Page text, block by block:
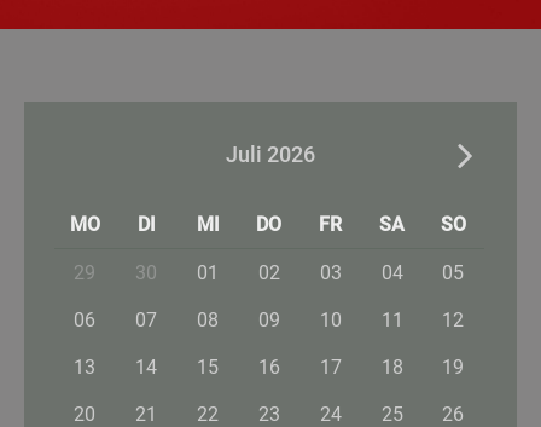
Juli 2026
MO DI MI DO FR SA SO
29 30 01 02 03 04 05
06 07 08 09 10 11 12
13 14 15 16 17 18 19
20 21 22 23 24 25 26